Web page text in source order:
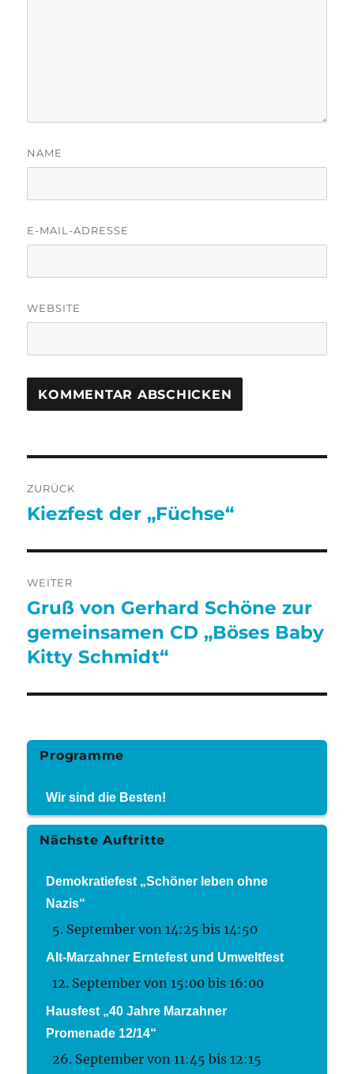
NAME
E-MAIL-ADRESSE
WEBSITE
ZURÜCK
Vorheriger
Kiezfest der „Füchse“
WEITER
Nächster
Beitrag:
Gruß von Gerhard Schöne zur
gemeinsamen CD „Böses Baby
Kitty Schmidt“
Programme
Wir sind die Besten!
Nächste Auftritte
Demokratiefest „Schöner leben ohne
Nazis“
5. September von 14:25 bis14:50
Alt-Marzahner Erntefest und Umweltfest
12. September von 15:00 bis16:00
Hausfest „40 Jahre Marzahner
Promenade 12/14“
26. September von 11:45 bis12:15